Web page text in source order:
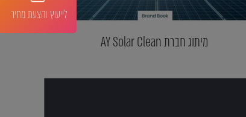
מיתוג חברת AY Solar Clean
לייעוץ והצעת מחיר